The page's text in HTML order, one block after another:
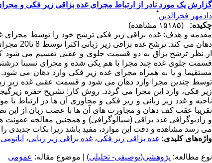
گزارش یک مورد نادر از ارتباط مجرای غده بزاقی زیر فکی و
دادمهر فخرالدین*
چکیده:
(۱۵۱۸۵ مشاهده)
مقدمه و هدف: غده بزاقی زیر فکی ترشح خود را توسط مجرای
دهان می
از نظر ترشح بزاق به دو قسمت جلوی و عقبی تقسیم می
قسمت جلوی غده چند مجرا با هم یکی شده و مجرای نسبتا درشتی
مستقیما و یا به همراه مجرای غده زیر فکی وارد دهان می
توسط چندین مجرا وارد دهان می شود و قسمت عقبی غده زیر
زیر فکی، وارد این مجرا می گردد. روش کار: تشریح حفره
ناحیه و غدد زیر زبانی و زیر فکی و مجاوری آن ها در ارتباط
تقریبا عقب کف دهان و مجاورت های آن ها با عصب زبان از
و رادیوگرافی غدد بزاقی (سیالوگرافی) و همچنین معالجه
می رسد مشاهده و دقت این موارد، مفید باشد زیرا نکات جدیدی
واژه‌های کلیدی: غده بزاقی زیر فکی، غده بزاقی زیر زبانی، آناتومی
نوع مطالعه: پژوهشي(توصیفی- تحلیلی) | موضوع مقاله: عمومى